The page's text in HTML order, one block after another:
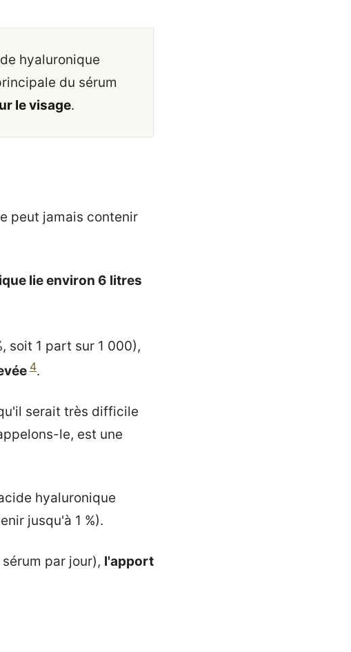
hyaluronique
du sérum
le visage.
peut jamais contenir
lie environ 6 litres
soit 1 part sur 1 000),
4.
serait très difficile
le, est une
hyaluronique
jusqu'à 1 %).
par jour), l'apport